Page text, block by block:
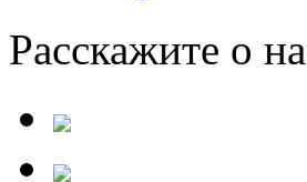
Расскажите о